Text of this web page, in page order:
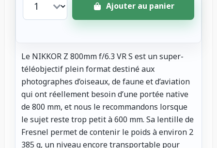
Ajouter au panier
Le NIKKOR Z 800mm f/6.3 VR S est un super-
téléobjectif plein format destiné aux
photographes d’oiseaux, de faune et d’aviation
qui ont réellement besoin d’une portée native
de 800 mm, et nous le recommandons lorsque
le sujet reste trop petit à 600 mm. Sa lentille de
Fresnel permet de contenir le poids à environ 2
385 g, un niveau encore transportable pour